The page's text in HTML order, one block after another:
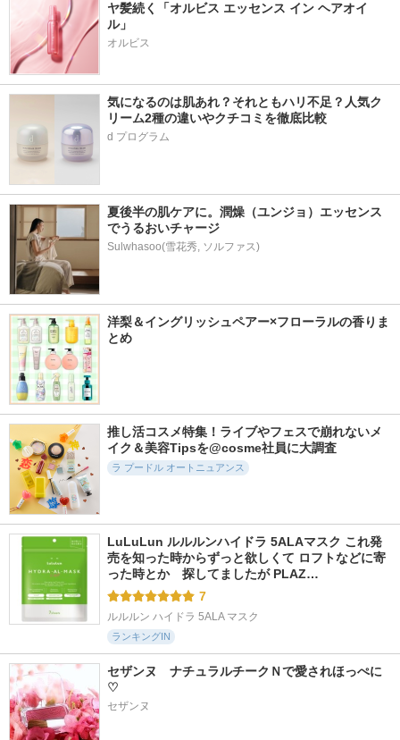
ヤ髪続く「オルビス エッセンス イン ヘアオイ
ル」
オルビス
気になるのは肌あれ？それともハリ不足？人気ク
リーム2種の違いやクチコミを徹底比較
d プログラム
夏後半の肌ケアに。潤燥（ユンジョ）エッセンス
でうるおいチャージ
Sulwhasoo(雪花秀, ソルファス)
洋梨＆イングリッシュペアー×フローラルの香りま
とめ
推し活コスメ特集！ライブやフェスで崩れないメ
イク＆美容Tipsを@cosme社員に大調査
ラ プードル オートニュアンス
LuLuLun ルルルンハイドラ 5ALAマスク これ発
売を知った時からずっと欲しくて ロフトなどに寄
った時とか　探してましたが PLAZ…
7
ルルルン ハイドラ 5ALA マスク
ランキングIN
セザンヌ　ナチュラルチークＮで愛されほっぺに
♡
セザンヌ